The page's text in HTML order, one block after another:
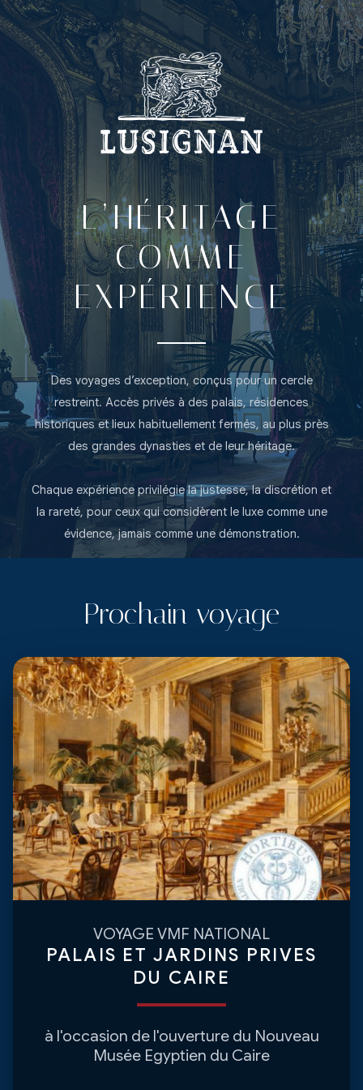
L’HÉRITAGE
COMME
EXPÉRIENCE
Des voyages d’exception, conçus pour un cercle
restreint. Accès privés à des palais, résidences
historiques et lieux habituellement fermés, au plus près
des grandes dynasties et de leur héritage.
Chaque expérience privilégie la justesse, la discrétion et
la rareté, pour ceux qui considèrent le luxe comme une
évidence, jamais comme une démonstration.
Prochain voyage
VOYAGE VMF NATIONAL
PALAIS ET JARDINS PRIVES
DU CAIRE
à l'occasion de l'ouverture du Nouveau
Musée Egyptien du Caire